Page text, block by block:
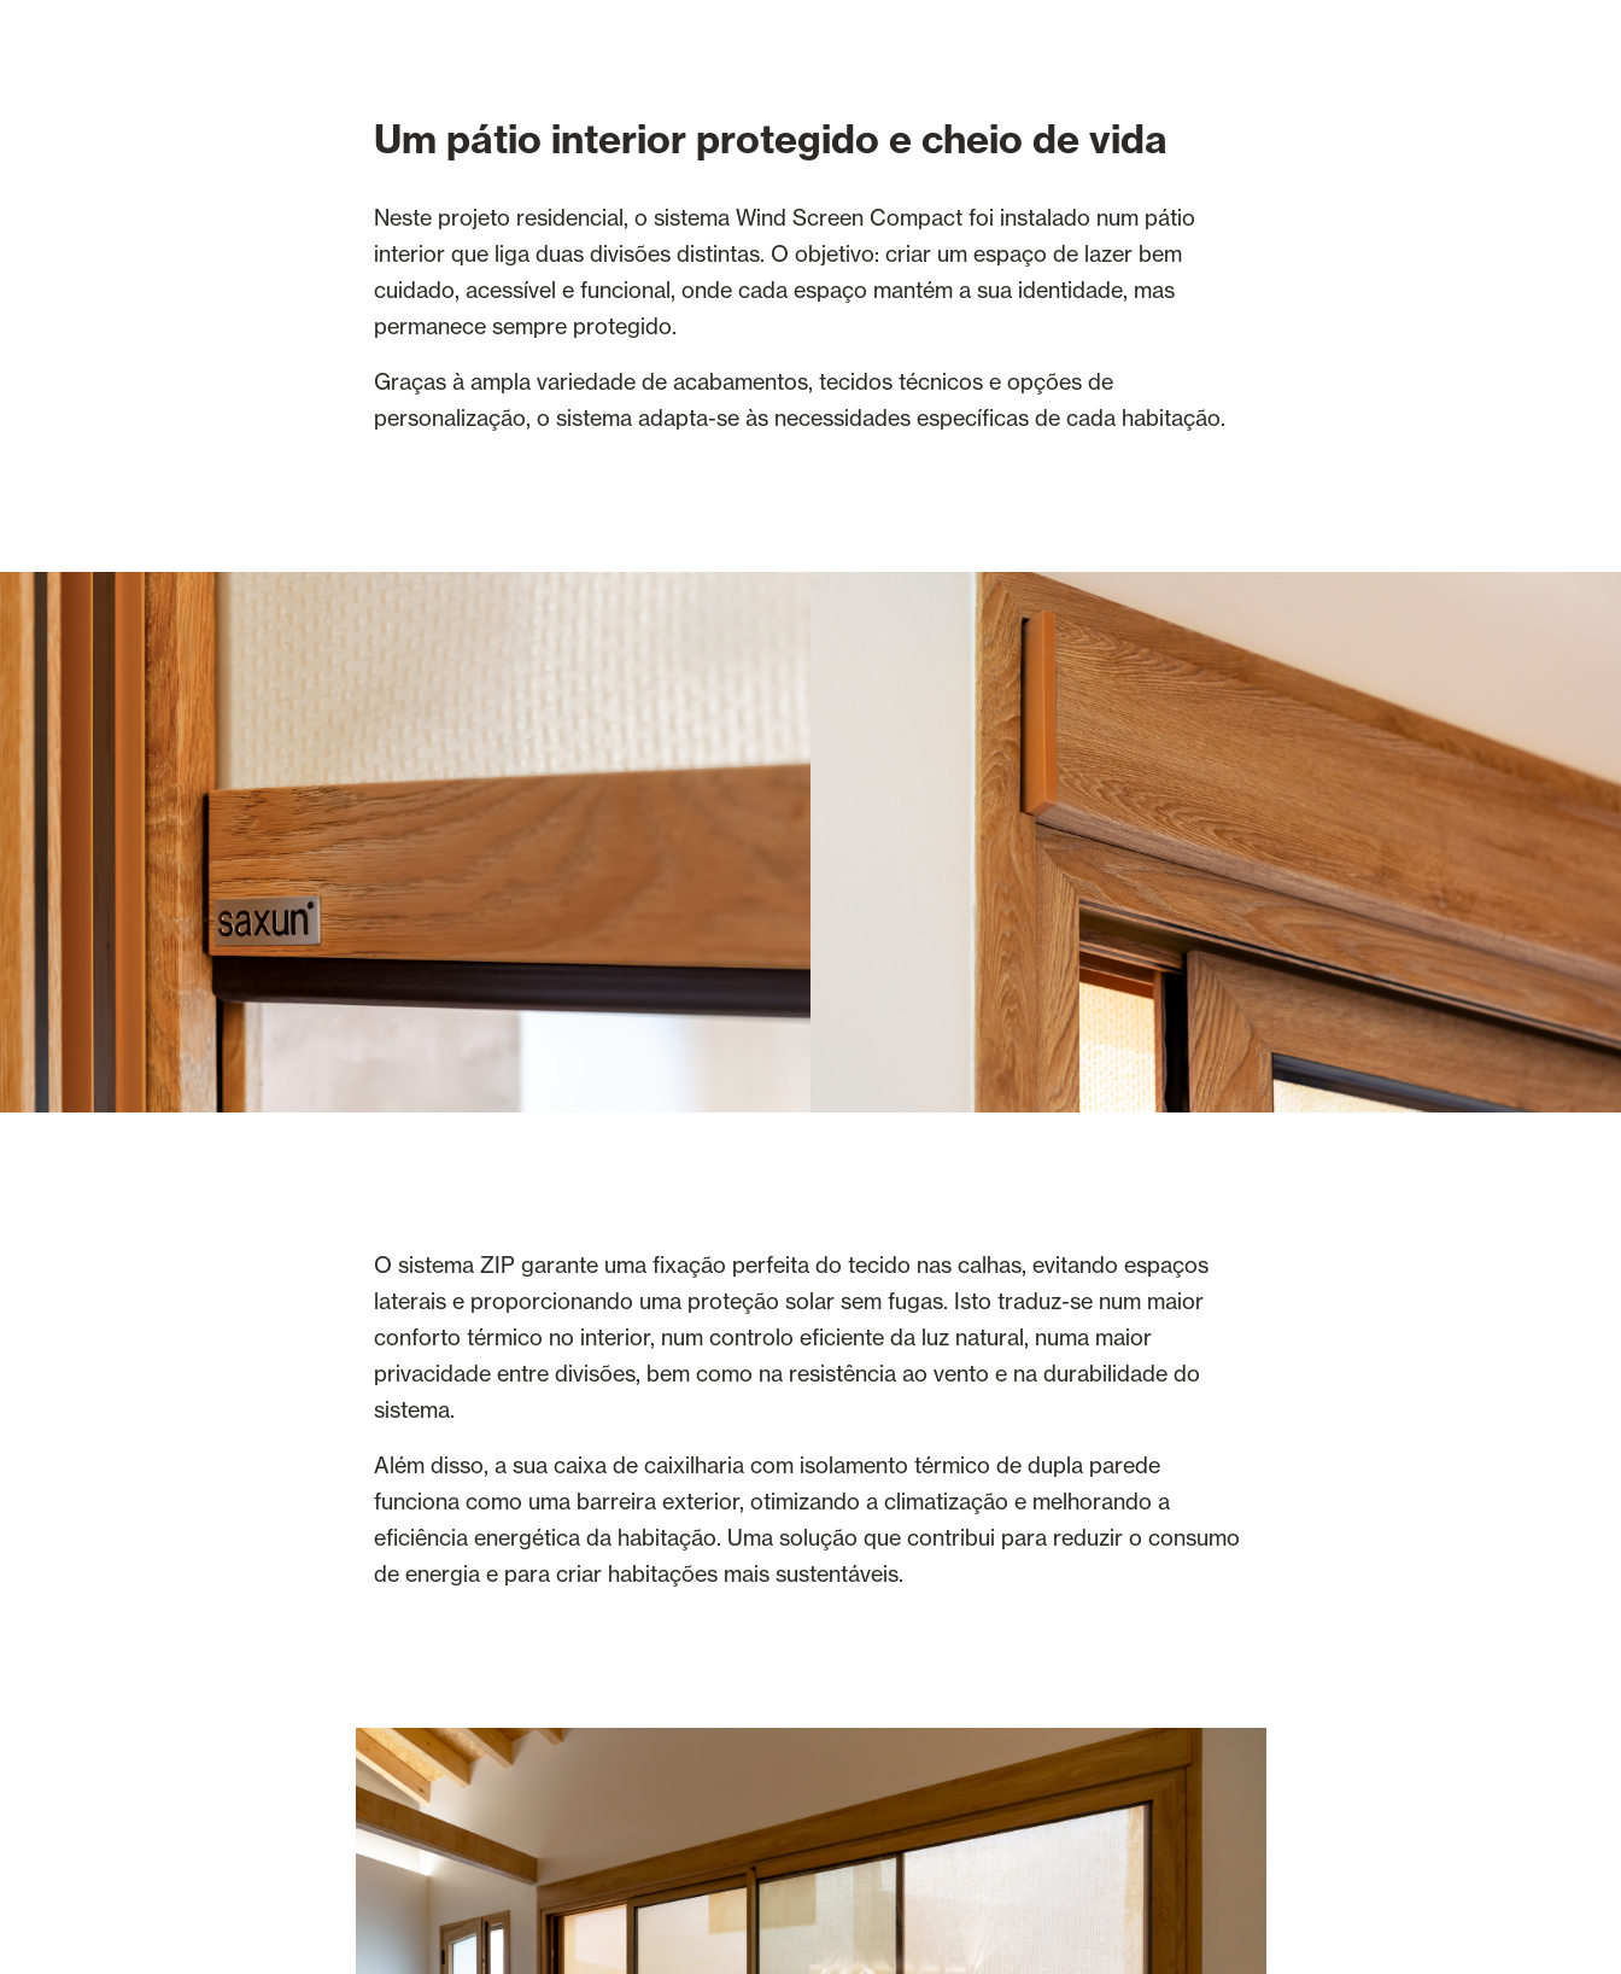
Um pátio interior protegido e cheio de vida
Neste projeto residencial, o sistema Wind Screen Compact foi instalado num pátio
interior que liga duas divisões distintas. O objetivo: criar um espaço de lazer bem
cuidado, acessível e funcional, onde cada espaço mantém a sua identidade, mas
permanece sempre protegido.
Graças à ampla variedade de acabamentos, tecidos técnicos e opções de
personalização, o sistema adapta-se às necessidades específicas de cada habitação.
O sistema ZIP garante uma fixação perfeita do tecido nas calhas, evitando espaços
laterais e proporcionando uma proteção solar sem fugas. Isto traduz-se num maior
conforto térmico no interior, num controlo eficiente da luz natural, numa maior
privacidade entre divisões, bem como na resistência ao vento e na durabilidade do
sistema.
Além disso, a sua caixa de caixilharia com isolamento térmico de dupla parede
funciona como uma barreira exterior, otimizando a climatização e melhorando a
eficiência energética da habitação. Uma solução que contribui para reduzir o consumo
de energia e para criar habitações mais sustentáveis.